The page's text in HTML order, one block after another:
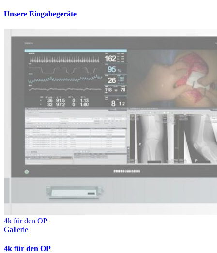
Unsere Eingabegeräte
4k für den OP
Gallerie
4k für den OP